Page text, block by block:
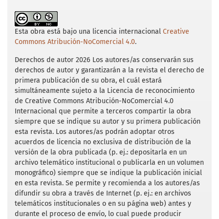
b
o
o
k
r
p
p
forman el derecho internacional mexicano
(1854). Imprenta de J. M. Lara.
monárquicos mexicanos. Universidad de
Monterrey.
Delgado, J. (1990). La monarquía en México
(1845-1847). Editorial Porrúa.
Dublán, M. y Lozano, J. M. (1876). Colección
completa de las disposiciones legislativas
expedidas desde la Independencia de la
República. Tomo III.
González de la Vara, M. (2019). Los reportes
estadísticos de Juan Nepomuceno Almonte
en Texas, 1834-1835. En L. A. Arrioja Díaz
Viruell (ed.), Registrar e imaginar la nación:
Esta obra está bajo una licencia internacional Creative
Commons Atribución-NoComercial 4.0.
Derechos de autor 2026 Los autores/as conservarán sus
derechos de autor y garantizarán a la revista el derecho de
primera publicación de su obra, el cuál estará
simultáneamente sujeto a la Licencia de reconocimiento
de Creative Commons Atribución-NoComercial 4.0
Internacional que permite a terceros compartir la obra
siempre que se indique su autor y su primera publicación
esta revista. Los autores/as podrán adoptar otros
acuerdos de licencia no exclusiva de distribución de la
versión de la obra publicada (p. ej.: depositarla en un
archivo telemático institucional o publicarla en un volumen
monográfico) siempre que se indique la publicación inicial
en esta revista. Se permite y recomienda a los autores/as
difundir su obra a través de Internet (p. ej.: en archivos
telemáticos institucionales o en su página web) antes y
durante el proceso de envío, lo cual puede producir